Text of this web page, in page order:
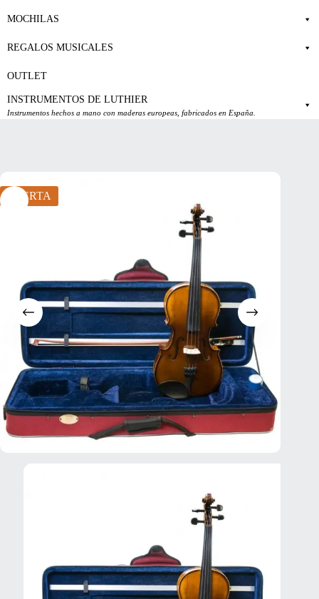
MOCHILAS
REGALOS MUSICALES
OUTLET
INSTRUMENTOS DE LUTHIER
Instrumentos hechos a mano con maderas europeas, fabricados en España.
OFERTA